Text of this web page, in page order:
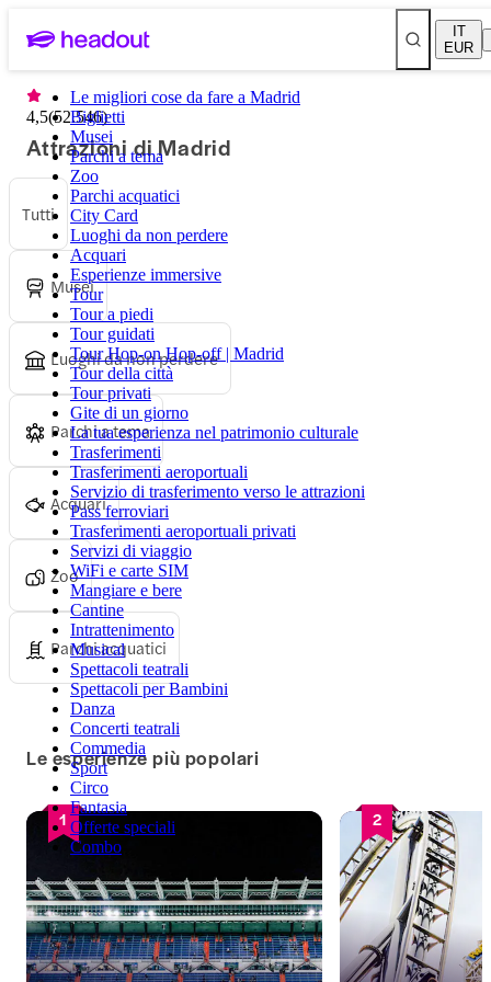
IT
EUR
Le migliori cose da fare a Madrid
Biglietti
Musei
Parchi a tema
Zoo
Parchi acquatici
City Card
Luoghi da non perdere
Acquari
Esperienze immersive
Tour
Tour a piedi
Tour guidati
Tour Hop-on Hop-off | Madrid
Tour della città
Tour privati
Gite di un giorno
La tua esperienza nel patrimonio culturale
Trasferimenti
Trasferimenti aeroportuali
Servizio di trasferimento verso le attrazioni
Pass ferroviari
Trasferimenti aeroportuali privati
Servizi di viaggio
WiFi e carte SIM
Mangiare e bere
Cantine
Intrattenimento
Musical
Spettacoli teatrali
Spettacoli per Bambini
Danza
Concerti teatrali
Commedia
Sport
Circo
Fantasia
Offerte speciali
Combo
4,5(52.546)
Attrazioni di Madrid
Tutti
Musei
Luoghi da non perdere
Parchi a tema
Acquari
Zoo
Parchi acquatici
Le esperienze più popolari
1 2